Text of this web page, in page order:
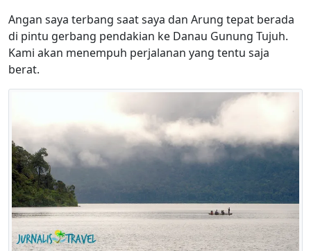
Angan saya terbang saat saya dan Arung tepat berada
di pintu gerbang pendakian ke Danau Gunung Tujuh.
Kami akan menempuh perjalanan yang tentu saja
berat.